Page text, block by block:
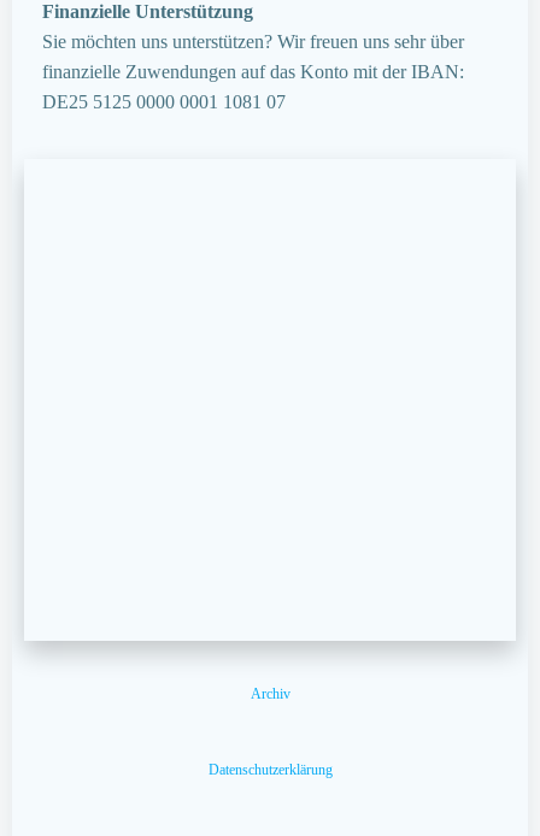
Finanzielle Unterstützung
Sie möchten uns unterstützen? Wir freuen uns sehr über
finanzielle Zuwendungen auf das Konto mit der IBAN:
DE25 5125 0000 0001 1081 07
Archiv
Datenschutzerklärung